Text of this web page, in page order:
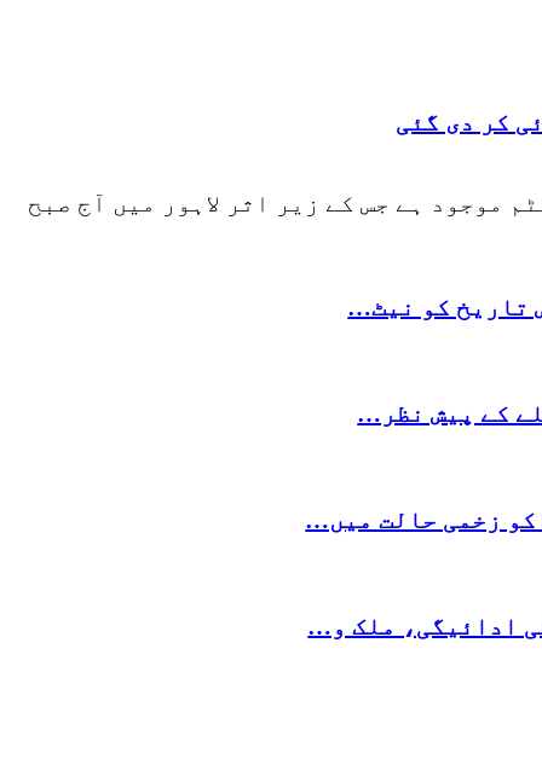
کر دی گئی
موجود ہے جس کے زیر اثر لاہور میں آج صبح
کے پیش نظر…
زخمی حالت میں…
ادائیگی، ملک و…